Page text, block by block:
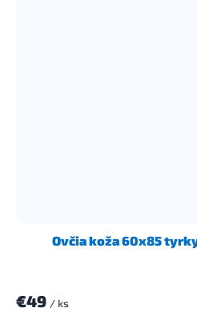
Ovčia koža 60x85
€49 / ks